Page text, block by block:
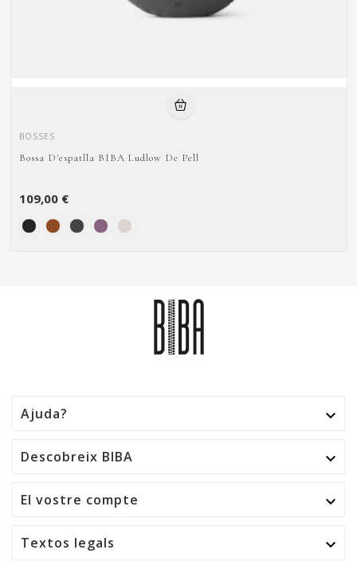
BOSSES
Bossa D'espatlla BIBA Ludlow De Pell
109,00 €
Ajuda? 
Descobreix BIBA 
El vostre compte 
Textos legals 